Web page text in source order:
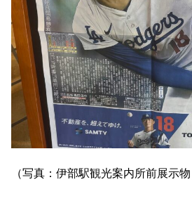
（写真：伊部駅観光案内所前展示物